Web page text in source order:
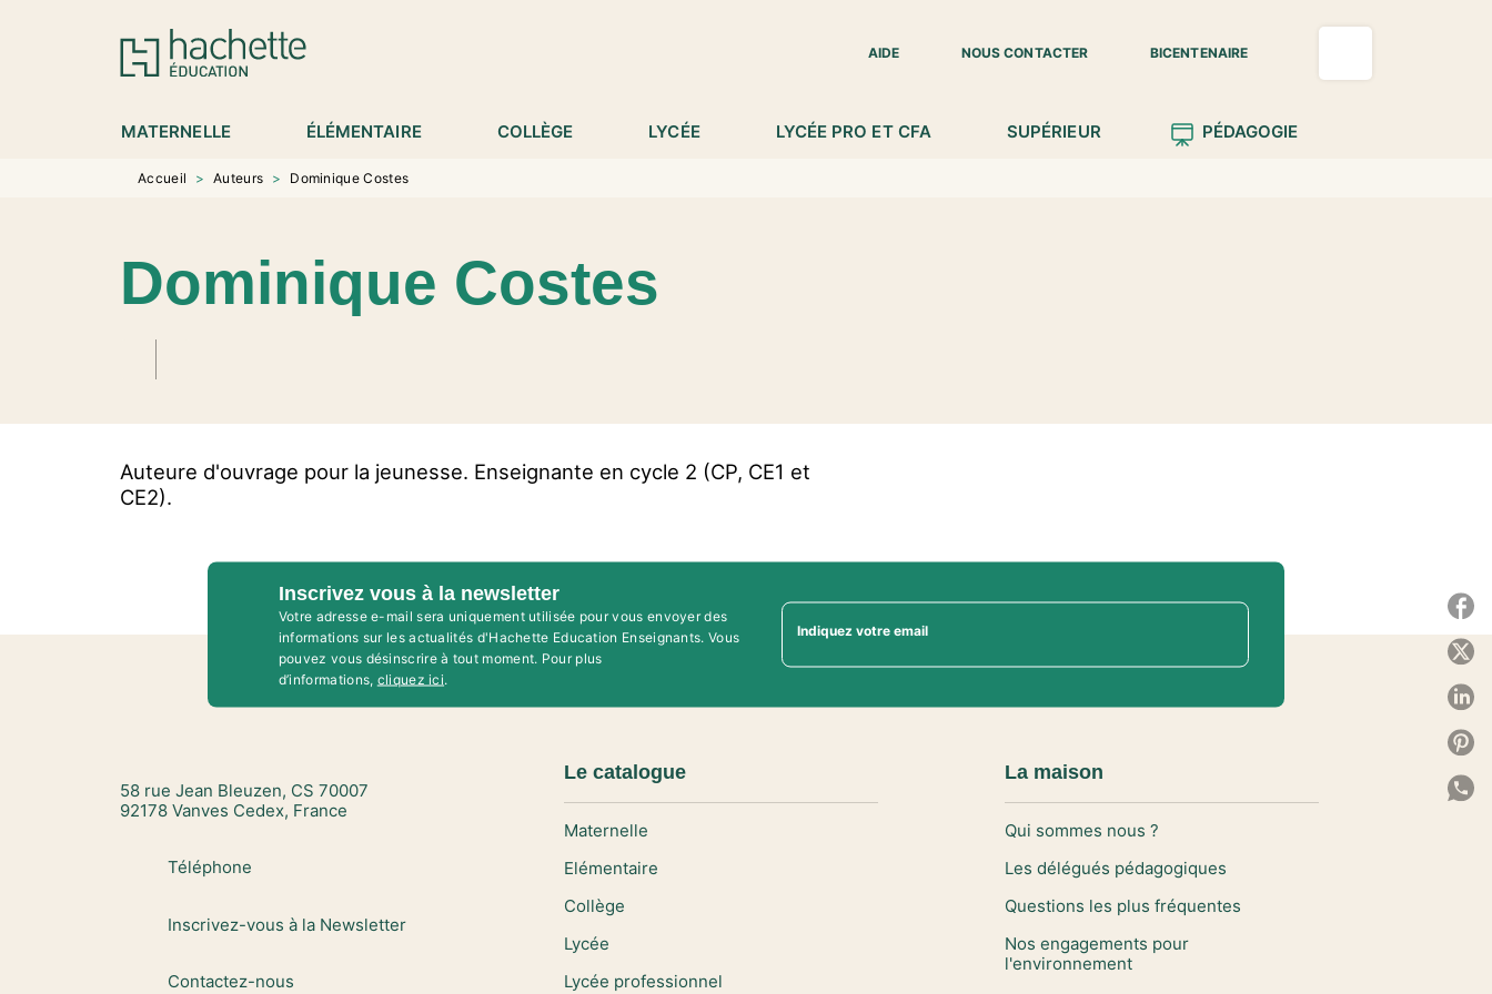
MENU RECHERCHE
AIDE
NOUS CONTACTER BICENTENAIRE
MATERNELLE ÉLÉMENTAIRE COLLÈGE LYCÉE LYCÉE PRO ET CFA SUPÉRIEUR PÉDAGOGIE
Accueil > Auteurs > Dominique Costes
Dominique Costes
Auteure d'ouvrage pour la jeunesse. Enseignante en cycle 2 (CP, CE1 et
CE2).
Inscrivez vous à la newsletter
Votre adresse e-mail sera uniquement utilisée pour vous envoyer des
informations sur les actualités d'Hachette Education Enseignants. Vous
pouvez vous désinscrire à tout moment. Pour plus
d’informations, cliquez ici.
Indiquez votre email
58 rue Jean Bleuzen, CS 70007
92178 Vanves Cedex, France
Téléphone
Inscrivez-vous à la Newsletter
Contactez-nous
Le catalogue
Maternelle
Elémentaire
Collège
Lycée
Lycée professionnel
La maison
Qui sommes nous ?
Les délégués pédagogiques
Questions les plus fréquentes
Nos engagements pour
l'environnement